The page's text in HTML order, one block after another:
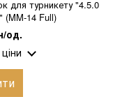
для турникету "4.5.0
(MM-14 Full)
од.